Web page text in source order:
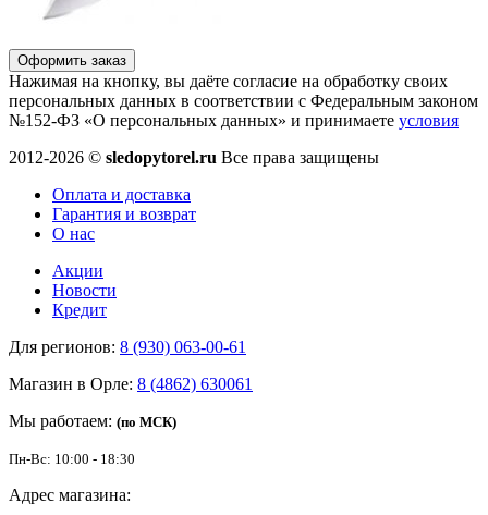
Оформить заказ
Нажимая на кнопку, вы даёте согласие на обработку своих
персональных данных в соответствии с Федеральным законом
№152-ФЗ «О персональных данных» и принимаете условия
2012-2026 © sledopytorel.ru Все права защищены
Оплата и доставка
Гарантия и возврат
О нас
Акции
Новости
Кредит
Для регионов: 8 (930) 063-00-61
Магазин в Орле: 8 (4862) 630061
Мы работаем: (по МСК)
Пн-Вс: 10:00 - 18:30
Адрес магазина: